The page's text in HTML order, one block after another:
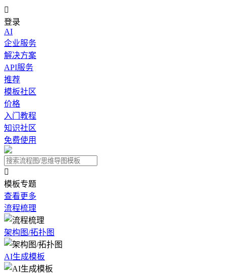

登录
AI
企业服务
解决方案
API服务
推荐
模板社区
价格
入门教程
知识社区
免费使用

模板专题
查看更多
流程梳理
架构图/拓扑图
AI生成模板